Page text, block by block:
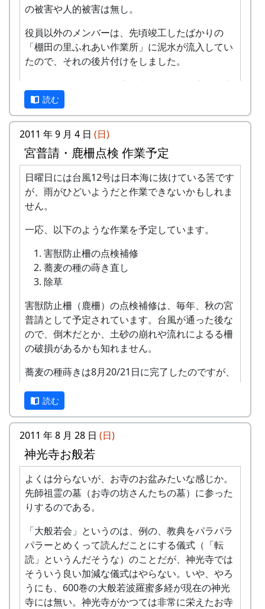
岩座神の絵日記 2008年10月11日
岩座神の絵日記 2007年10月6日
岩座神の絵日記 2006年10月7日
「餅撒き」の写真はありません。写真など撮って
る余裕は無いのです。
の被害や人的被害は無し。
役員以外のメンバーは、先頃竣工したばかりの
「棚田の里ふれあい作業所」に泥水が流入してい
たので、それの後片付けをしました。
他所にくらべると、被害は小さかったと言って良
い。
作業は午前中で終了。
なお、勤め先の復旧作業で参加できなかった人が
二人。
午後5時から、宮普請の会食だけを実施。弁当を
予約していたので、日延べできなかった。
宮普請（鹿柵点検）は、来週に順延。
読む
2011 年 9 月 4 日 (日)
宮普請・鹿柵点検 作業予定
日曜日には台風12号は日本海に抜けている筈です
が、雨がひどいようだと作業できないかもしれま
せん。
一応、以下のような作業を予定しています。
害獣防止柵の点検補修
蕎麦の種の蒔き直し
除草
害獣防止柵（鹿柵）の点検補修は、毎年、秋の宮
普請として予定されています。台風が通った後な
ので、倒木だとか、土砂の崩れや流れによるる柵
の破損があるかも知れません。
蕎麦の種蒔きは8月20/21日に完了したのですが、
種が芽を切らなかった場所があるので、蒔き直し
が必要になりました。一部の種に問題があったよ
うです。この作業は出来るかどうか微妙。田圃が
濡れていて駄目なんじゃないかと思います。
読む
2011 年 8 月 28 日 (日)
神光寺お般若
よくは分らないが、お寺のお盆みたいな感じか。
先師祖霊の墓（お寺の坊さんたちの墓）に参った
りするのである。
「大般若会」というのは、例の、教典をパラパラ
パラーとめくって読んだことにする儀式（「転
読」というんだそうな）のことだが、神光寺では
そういう良い加減な儀式はやらない。いや、やろ
うにも、600巻の大般若波羅蜜多経が現在の神光
寺には無い。神光寺がかつては非常に栄えたお寺